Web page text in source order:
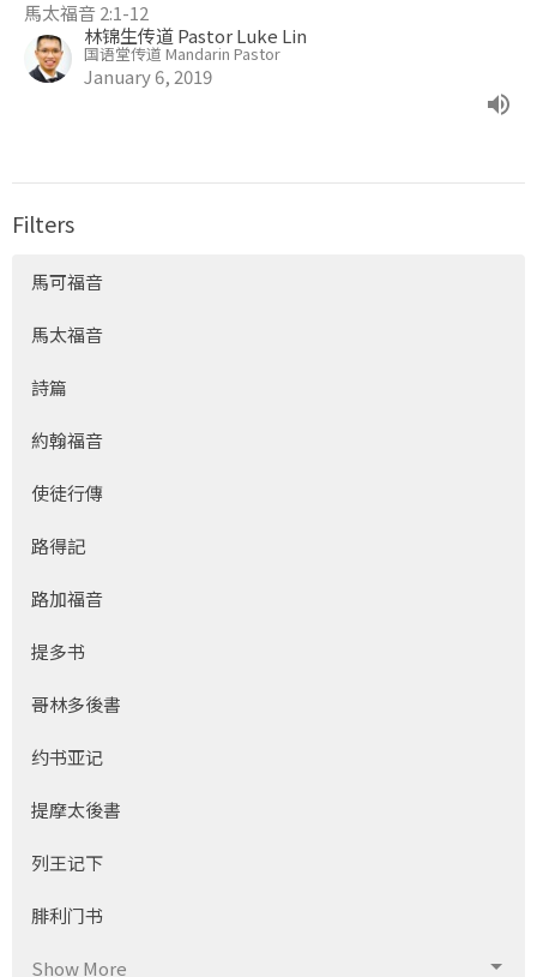
馬太福音 2:1-12
林锦生传道 Pastor Luke Lin
国语堂传道 Mandarin Pastor
January 6, 2019
Filters
馬可福音
馬太福音
詩篇
約翰福音
使徒行傳
路得記
路加福音
提多书
哥林多後書
约书亚记
提摩太後書
列王记下
腓利门书
Show More